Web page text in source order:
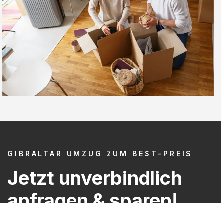
GIBRALTAR UMZUG ZUM BEST-PREIS
Jetzt unverbindlich